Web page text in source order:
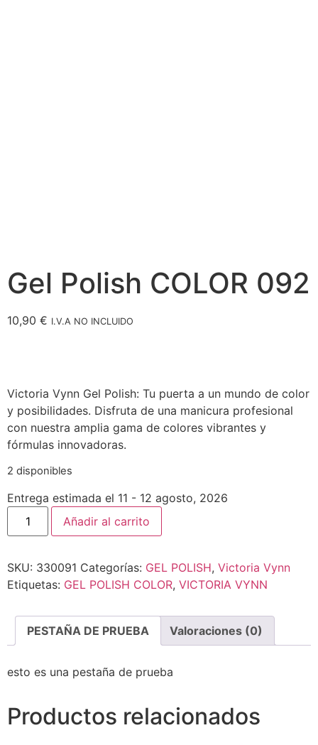
Gel Polish COLOR 092
10,90 € I.V.A NO INCLUIDO
Victoria Vynn Gel Polish: Tu puerta a un mundo de color
y posibilidades. Disfruta de una manicura profesional
con nuestra amplia gama de colores vibrantes y
fórmulas innovadoras.
2 disponibles
Entrega estimada el 11 - 12 agosto, 2026
Añadir al carrito
SKU: 330091 Categorías: GEL POLISH, Victoria Vynn
Etiquetas: GEL POLISH COLOR, VICTORIA VYNN
PESTAÑA DE PRUEBA Valoraciones (0)
esto es una pestaña de prueba
Productos relacionados